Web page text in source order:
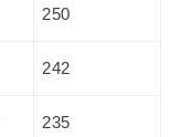
250
242
235